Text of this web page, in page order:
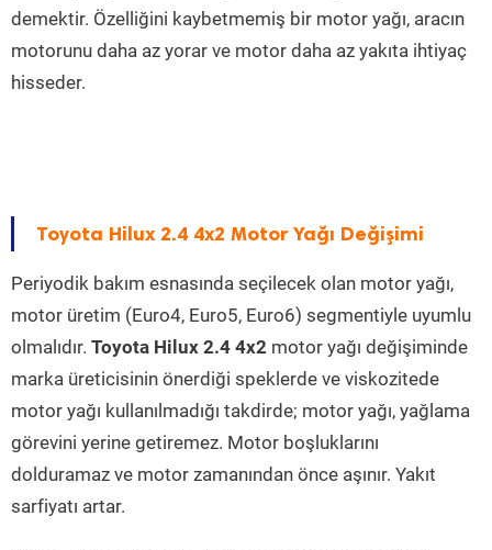
demektir. Özelliğini kaybetmemiş bir motor yağı, aracın
motorunu daha az yorar ve motor daha az yakıta ihtiyaç
hisseder.
Toyota Hilux 2.4 4x2 Motor Yağı Değişimi
Periyodik bakım esnasında seçilecek olan motor yağı,
motor üretim (Euro4, Euro5, Euro6) segmentiyle uyumlu
olmalıdır. Toyota Hilux 2.4 4x2 motor yağı değişiminde
marka üreticisinin önerdiği speklerde ve viskozitede
motor yağı kullanılmadığı takdirde; motor yağı, yağlama
görevini yerine getiremez. Motor boşluklarını
dolduramaz ve motor zamanından önce aşınır. Yakıt
sarfiyatı artar.